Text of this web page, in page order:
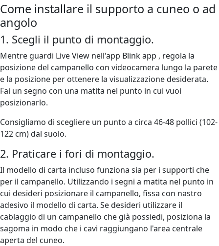
Come installare il supporto a cuneo o ad
angolo
1. Scegli il punto di montaggio.
Mentre guardi Live View nell'app Blink app , regola la
posizione del campanello con videocamera lungo la parete
e la posizione per ottenere la visualizzazione desiderata.
Fai un segno con una matita nel punto in cui vuoi
posizionarlo.
Consigliamo di scegliere un punto a circa 46-48 pollici (102-
122 cm) dal suolo.
2. Praticare i fori di montaggio.
Il modello di carta incluso funziona sia per i supporti che
per il campanello. Utilizzando i segni a matita nel punto in
cui desideri posizionare il campanello, fissa con nastro
adesivo il modello di carta. Se desideri utilizzare il
cablaggio di un campanello che già possiedi, posiziona la
sagoma in modo che i cavi raggiungano l'area centrale
aperta del cuneo.